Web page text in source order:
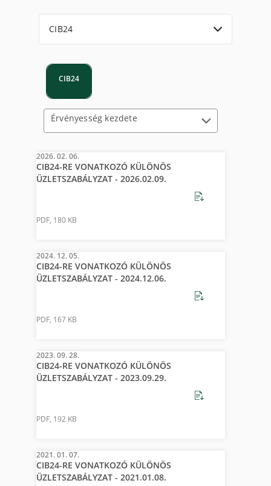
CIB24
CIB24
Érvényesség kezdete
2026. 02. 06.
CIB24-RE VONATKOZÓ KÜLÖNÖS
ÜZLETSZABÁLYZAT - 2026.02.09.
PDF, 180 KB
2024. 12. 05.
CIB24-RE VONATKOZÓ KÜLÖNÖS
ÜZLETSZABÁLYZAT - 2024.12.06.
PDF, 167 KB
2023. 09. 28.
CIB24-RE VONATKOZÓ KÜLÖNÖS
ÜZLETSZABÁLYZAT - 2023.09.29.
PDF, 192 KB
2021. 01. 07.
CIB24-RE VONATKOZÓ KÜLÖNÖS
ÜZLETSZABÁLYZAT - 2021.01.08.